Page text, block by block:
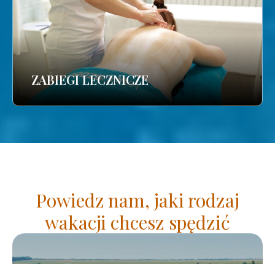
ZABIEGI LECZNICZE
Powiedz nam, jaki rodzaj
wakacji chcesz spędzić